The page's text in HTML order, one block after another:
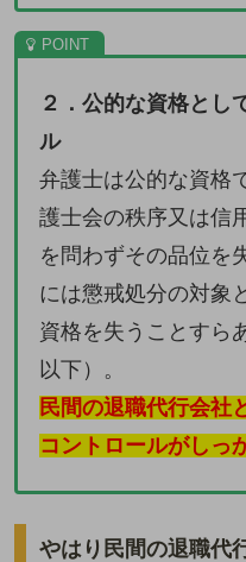
２．公的な資格とし
ル
弁護士は公的な資格
護士会の秩序又は信
を問わずその品位を
には懲戒処分の対象
資格を失うことすら
以下）。
民間の退職代行会社
コントロールがしっ
やはり民間の退職代